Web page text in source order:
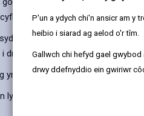
P'un a ydych chi'n ansicr am y
heibio i siarad ag aelod o'r tîm.
Gallwch chi hefyd gael gwybod
drwy ddefnyddio ein gwiriwr
cymryd camau
wedi gordyfu o erddi eich
drafod unrhyw faterion a cheisio
yn cael trafferth ymdopi â'r ardd
lystyfiant sydd wedi gordyfu (fel